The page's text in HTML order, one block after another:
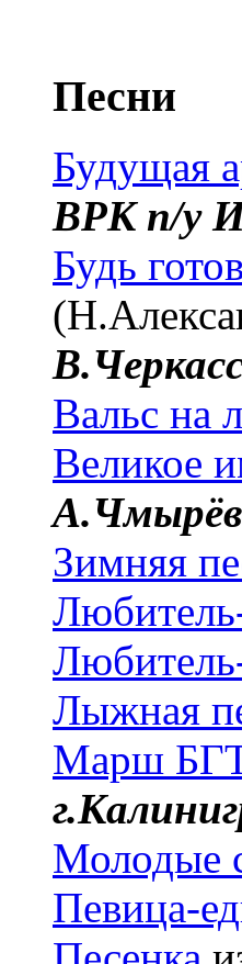
Песни
Будущая
ВРК п/у
Будь
Вальс на
Великое
Зимняя
Лыжная
Марш
Молодые
Певица-